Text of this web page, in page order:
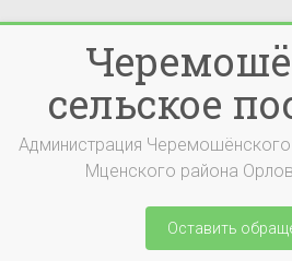
содержимому
сельское
Администрация
Мценского района
Оставить